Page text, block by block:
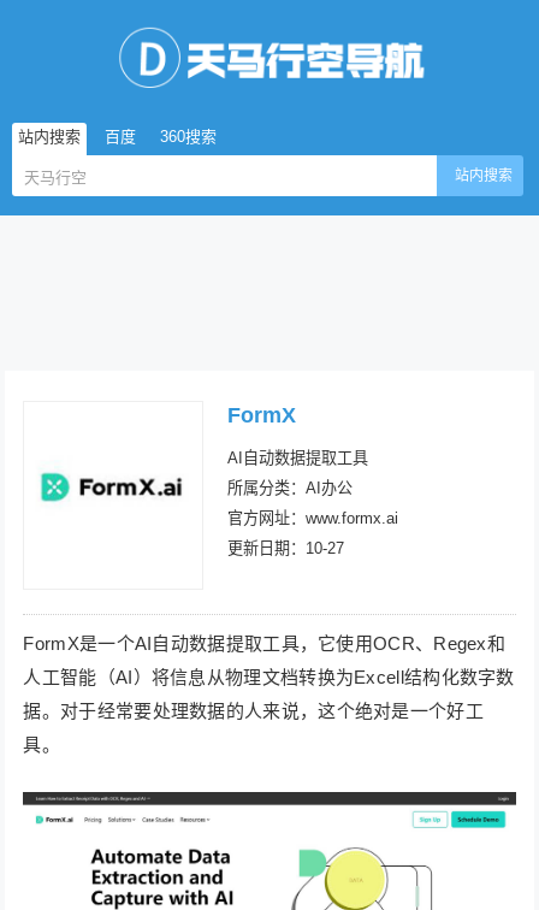
站内搜索 百度 360搜索
站内搜索
FormX
AI自动数据提取工具
所属分类：AI办公
官方网址：www.formx.ai
更新日期：10-27
FormX是一个AI自动数据提取工具，它使用OCR、Regex和
人工智能（AI）将信息从物理文档转换为Excell结构化数字数
据。对于经常要处理数据的人来说，这个绝对是一个好工
具。